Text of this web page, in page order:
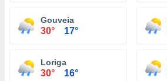
Gouveia
30° 17°
Loriga
30° 16°